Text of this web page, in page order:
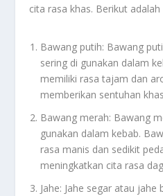
cita rasa khas. Berikut
Bawang putih: Bawang
sering di gunakan dalam
memiliki rasa tajam dan
memberikan sentuhan
Bawang merah: Bawang
gunakan dalam kebab.
rasa manis dan sedikit
meningkatkan cita rasa
Jahe: Jahe segar atau